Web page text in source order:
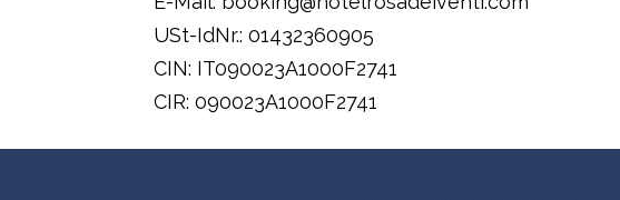
USt-IdNr.: 01432360905
CIN: IT090023A1000F2741
CIR: 090023A1000F2741